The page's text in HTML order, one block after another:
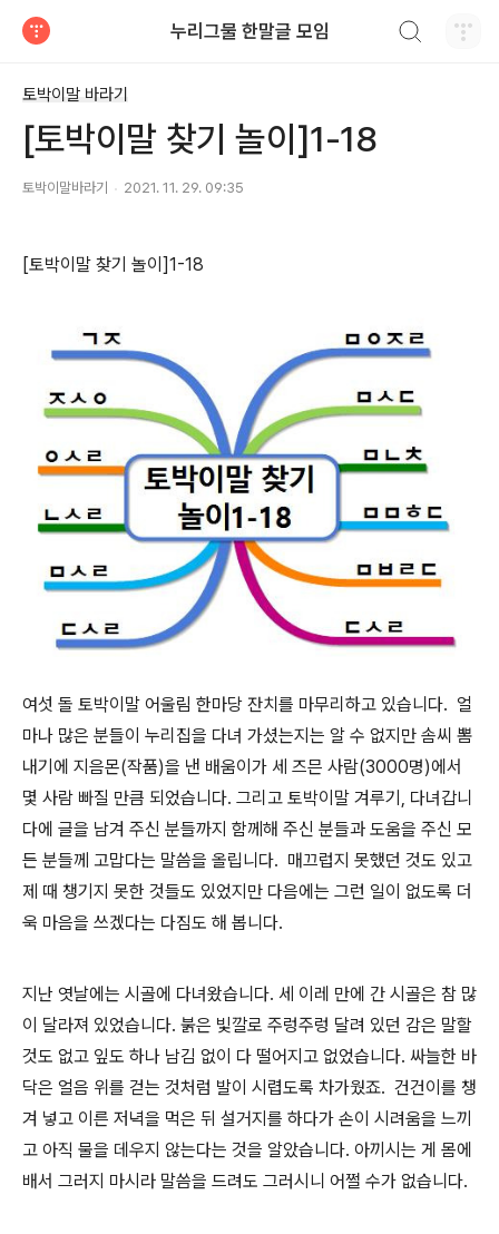
누리그물 한말글 모임
토박이말 바라기
[토박이말 찾기 놀이]1-18
토박이말바라기 2021. 11. 29. 09:35
[토박이말 찾기 놀이]1-18
여섯 돌 토박이말 어울림 한마당 잔치를 마무리하고 있습니다. 얼
마나 많은 분들이 누리집을 다녀 가셨는지는 알 수 없지만 솜씨 뽐
내기에 지음몬(작품)을 낸 배움이가 세 즈믄 사람(3000명)에서
몇 사람 빠질 만큼 되었습니다. 그리고 토박이말 겨루기, 다녀갑니
다에 글을 남겨 주신 분들까지 함께해 주신 분들과 도움을 주신 모
든 분들께 고맙다는 말씀을 올립니다. 매끄럽지 못했던 것도 있고
제 때 챙기지 못한 것들도 있었지만 다음에는 그런 일이 없도록 더
욱 마음을 쓰겠다는 다짐도 해 봅니다.
지난 엿날에는 시골에 다녀왔습니다. 세 이레 만에 간 시골은 참 많
이 달라져 있었습니다. 붉은 빛깔로 주렁주렁 달려 있던 감은 말할
것도 없고 잎도 하나 남김 없이 다 떨어지고 없었습니다. 싸늘한 바
닥은 얼음 위를 걷는 것처럼 발이 시렵도록 차가웠죠. 건건이를 챙
겨 넣고 이른 저녁을 먹은 뒤 설거지를 하다가 손이 시려움을 느끼
고 아직 물을 데우지 않는다는 것을 알았습니다. 아끼시는 게 몸에
배서 그러지 마시라 말씀을 드려도 그러시니 어쩔 수가 없습니다.